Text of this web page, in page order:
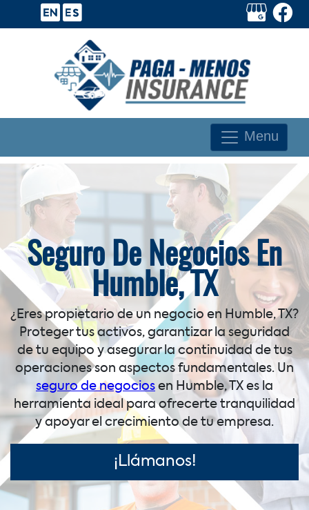
Menu
Seguro De Negocios En
Humble, TX
¿Eres propietario de un negocio en Humble, TX?
Proteger tus activos, garantizar la seguridad
de tu equipo y asegurar la continuidad de tus
operaciones son aspectos fundamentales. Un
seguro de negocios en Humble, TX es la
herramienta ideal para ofrecerte tranquilidad
y apoyar el crecimiento de tu empresa.
¡Llámanos!